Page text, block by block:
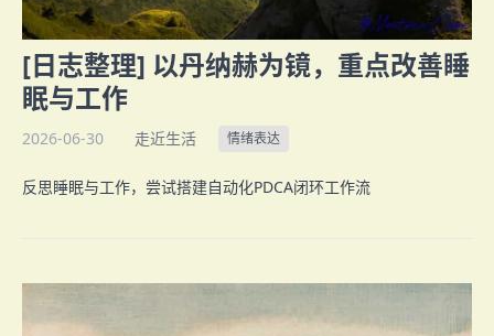
[日志整理] 以丹纳赫为镜，重点改善睡
眠与工作
2026-06-30 走近生活 情绪表达
反思睡眠与工作，尝试搭建自动化PDCA闭环工作流